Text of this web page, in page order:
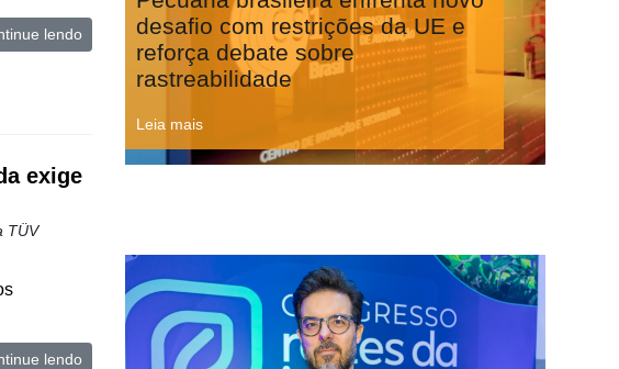
lendo
exige
TÜV
lendo
desafio com restrições da UE e
reforça debate sobre
rastreabilidade
Leia mais